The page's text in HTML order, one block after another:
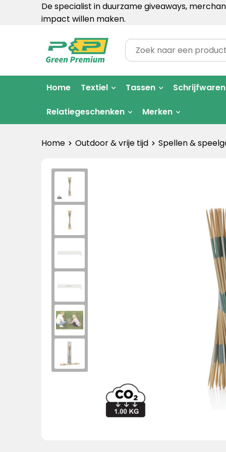
De specialist in duurzame giveaways,
impact willen maken.
Home Textiel Tassen Schrijfwaren
Relatiegeschenken Merken
Home Outdoor & vrije tijd Spellen &